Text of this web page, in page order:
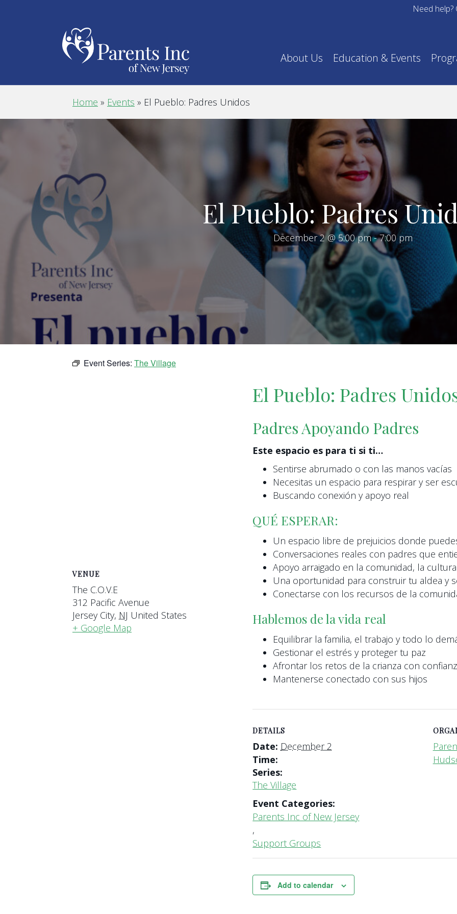
Need
About Us Education & Events
Home » Events » El Pueblo: Padres Unidos
El Pueblo: Padres
December 2 @ 5:00 pm-7:00 pm
Event Series: The Village
VENUE
The C.O.V.E
312 Pacific Avenue
Jersey City, NJ United States
+ Google Map
El Pueblo: Padres
Padres Apoyando Padres
Este espacio es para ti si ti…
Sentirse abrumado o con las manos vacías
Necesitas un espacio para respirar y ser
Buscando conexión y apoyo real
QUÉ ESPERAR:
Un espacio libre de prejuicios donde
Conversaciones reales con padres que
Apoyo arraigado en la comunidad, la
Una oportunidad para construir tu aldea y
Conectarse con los recursos de la
Hablemos de la vida real
Equilibrar la familia, el trabajo y todo lo
Gestionar el estrés y proteger tu paz
Afrontar los retos de la crianza con
Mantenerse conectado con sus hijos
DETAILS
Date: December 2
Time:
Series:
The Village
Event Categories:
Parents Inc of New Jersey
,
Support Groups
Add to calendar